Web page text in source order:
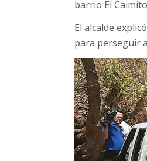
barrio El
El alcalde
para perseguir